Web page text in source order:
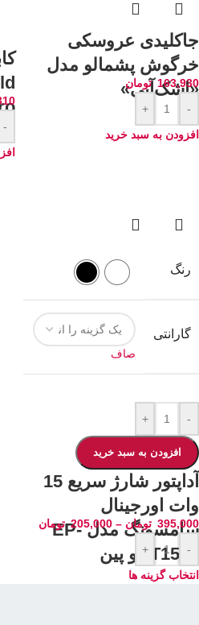
جاکلیدی عروسکی
خرگوش پشمالو مدل
«اشک‌آبی»
163,930 تومان
-
+
افزودن به سبد خرید
-
رنگ
سفید مشکی
گارانتی
صاف
-
+
افزودن به سبد خرید
آداپتور شارژ سریع 15
وات اورجینال
سامسونگ مدل EP-
T1510 دو پین
395,000 تومان –
205,000 تومان
-
+
انتخاب گزینه ها